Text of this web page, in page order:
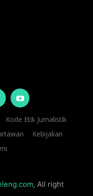
Kode Etik Jurnalistik
Kebijakan
, All right